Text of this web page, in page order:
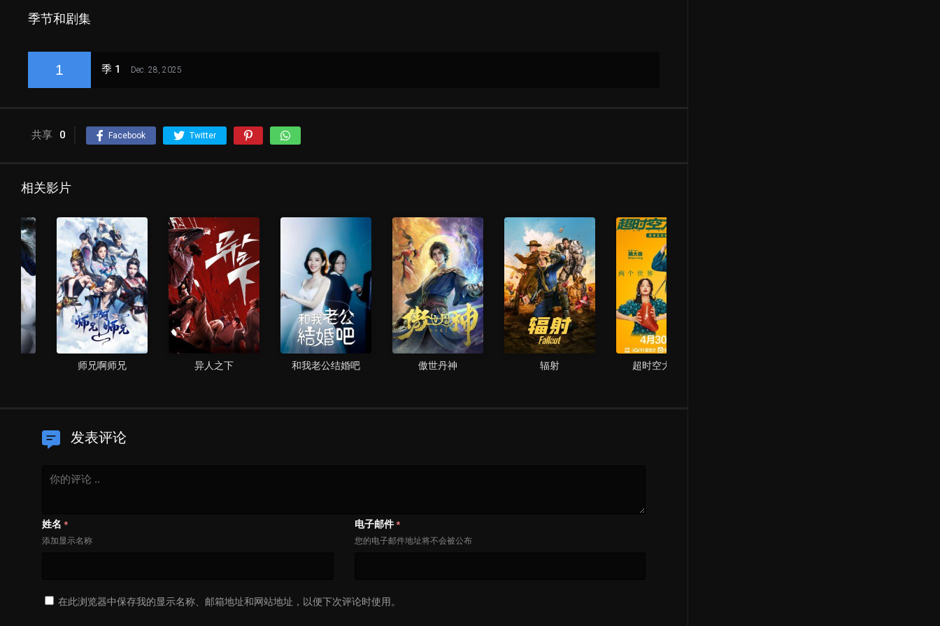
季节和剧集
1 季 1 Dec. 28, 2025
共享 0 Facebook Twitter
相关影片
师兄啊师兄 异人之下 和我老公结婚吧 傲世丹神 辐射 超时空大玩家
发表评论
姓名 *
添加显示名称
电子邮件 *
您的电子邮件地址将不会被公布
在此浏览器中保存我的显示名称、邮箱地址和网站地址，以便下次评论时使用。